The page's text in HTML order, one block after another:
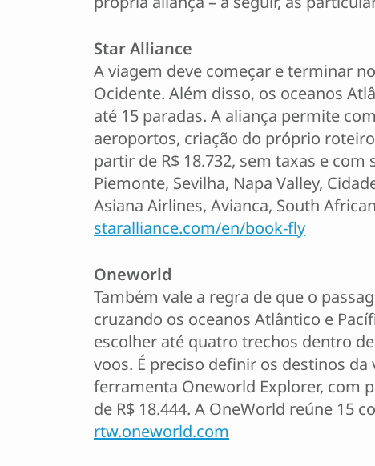
Star Alliance
A viagem deve começar e terminar
Ocidente. Além disso, os oceanos
até 15 paradas. A aliança permite
aeroportos, criação do próprio
partir de R$ 18.732, sem taxas e
Piemonte, Sevilha, Napa Valley,
Asiana Airlines, Avianca, South
staralliance.com/en/book-fly
Oneworld
Também vale a regra de que o
cruzando os oceanos Atlântico e
escolher até quatro trechos dentro
voos. É preciso definir os destinos
ferramenta Oneworld Explorer, com
de R$ 18.444. A OneWorld reúne 15
rtw.oneworld.com